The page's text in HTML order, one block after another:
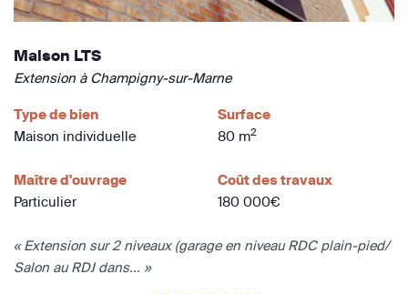
Maison LTS
Extension à Champigny-sur-Marne
Type de bien
Maison individuelle
Surface
80 m2
Maître d'ouvrage
Particulier
Coût des travaux
180 000€
« Extension sur 2 niveaux (garage en niveau RDC plain-pied/
Salon au RDJ dans... »